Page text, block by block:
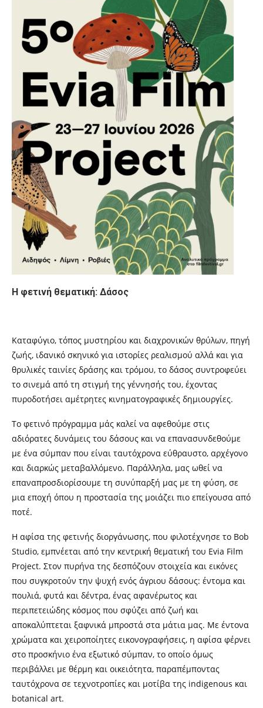
Η φετινή θεματική: Δάσος
Καταφύγιο, τόπος μυστηρίου και διαχρονικών θρύλων, πηγή
ζωής, ιδανικό σκηνικό για ιστορίες ρεαλισμού αλλά και για
θρυλικές ταινίες δράσης και τρόμου, το δάσος συντροφεύει
το σινεμά από τη στιγμή της γέννησής του, έχοντας
πυροδοτήσει αμέτρητες κινηματογραφικές δημιουργίες.
Το φετινό πρόγραμμα μάς καλεί να αφεθούμε στις
αδιόρατες δυνάμεις του δάσους και να επανασυνδεθούμε
με ένα σύμπαν που είναι ταυτόχρονα εύθραυστο, αρχέγονο
και διαρκώς μεταβαλλόμενο. Παράλληλα, μας ωθεί να
επαναπροσδιορίσουμε τη συνύπαρξή μας με τη φύση, σε
μια εποχή όπου η προστασία της μοιάζει πιο επείγουσα από
ποτέ.
Η αφίσα της φετινής διοργάνωσης, που φιλοτέχνησε το Bob
Studio, εμπνέεται από την κεντρική θεματική του Evia Film
Project. Στον πυρήνα της δεσπόζουν στοιχεία και εικόνες
που συγκροτούν την ψυχή ενός άγριου δάσους: έντομα και
πουλιά, φυτά και δέντρα, ένας αφανέρωτος και
περιπετειώδης κόσμος που σφύζει από ζωή και
αποκαλύπτεται ξαφνικά μπροστά στα μάτια μας. Με έντονα
χρώματα και χειροποίητες εικονογραφήσεις, η αφίσα φέρνει
στο προσκήνιο ένα εξωτικό σύμπαν, το οποίο όμως
περιβάλλει με θέρμη και οικειότητα, παραπέμποντας
ταυτόχρονα σε τεχνοτροπίες και μοτίβα της indigenous και
botanical art.